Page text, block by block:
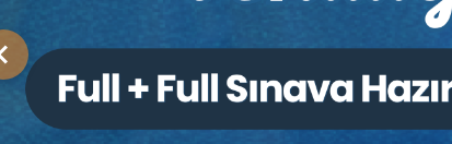
Önceki